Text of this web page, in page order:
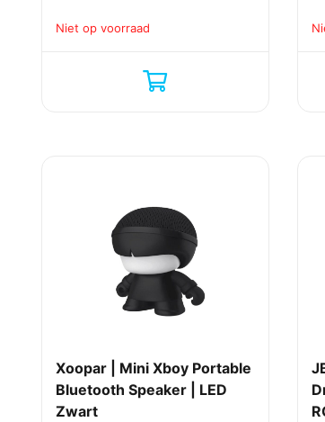
Niet op voorraad
Xoopar | Mini Xboy Portable
Bluetooth Speaker | LED
Zwart